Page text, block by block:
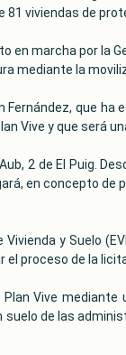
viviendas de
en marcha por la
mediante la
Fernández, que
Vive y que será
2 de El Puig.
en concepto de
y Suelo
el proceso de la
Vive
de las